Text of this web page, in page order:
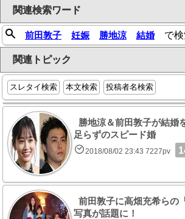
関連検索ワード
前田敦子 妊娠 勝地涼 結婚で検
関連トピック
スレタイ検索 本文検索 投稿者名検索
勝地涼＆前田敦子が結
足らずのスピード婚
2018/08/02 23:43 7227pv
前田敦子に高畑充希らの
写真が話題に！